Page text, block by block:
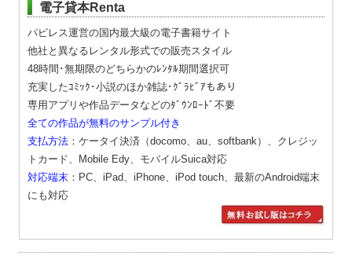
電子貸本Renta
パピレス運営の国内最大級の電子書籍サイト
他社と異なるレンタル形式での販売スタイル
48時間･無期限のどちらかのﾚﾝﾀﾙ期間選択可
充実したｺﾐｯｸ･小説のほか雑誌･ｸﾞﾗﾋﾞｱもあり
専用アプリや作品データなどのﾀﾞｳﾝﾛｰﾄﾞ不要
全ての作品が無料のサンプル付き
支払方法 ：ケータイ決済（docomo、au、softbank）、クレジッ
トカード、Mobile Edy、モバイルSuica対応
対応端末 ：PC、iPad、iPhone、iPod touch、最新のAndroid端末
にも対応